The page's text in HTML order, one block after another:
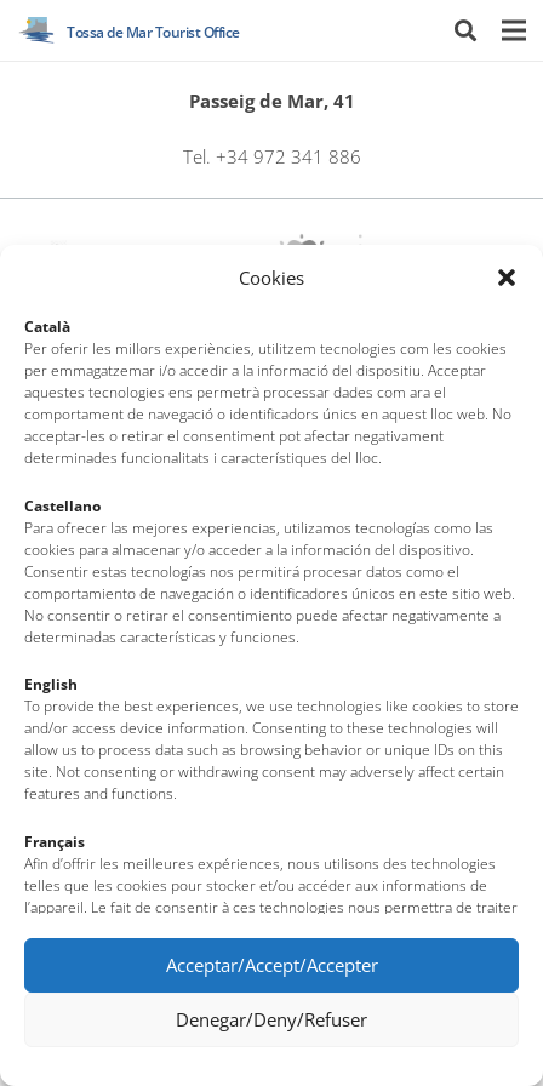
Cookies
Català
Per oferir les millors experiències, utilitzem tecnologies com les cookies
per emmagatzemar i/o accedir a la informació del dispositiu. Acceptar
aquestes tecnologies ens permetrà processar dades com ara el
comportament de navegació o identificadors únics en aquest lloc web. No
acceptar-les o retirar el consentiment pot afectar negativament
determinades funcionalitats i característiques del lloc.
Castellano
Para ofrecer las mejores experiencias, utilizamos tecnologías como las
cookies para almacenar y/o acceder a la información del dispositivo.
Consentir estas tecnologías nos permitirá procesar datos como el
comportamiento de navegación o identificadores únicos en este sitio web.
No consentir o retirar el consentimiento puede afectar negativamente a
determinadas características y funciones.
English
To provide the best experiences, we use technologies like cookies to store
and/or access device information. Consenting to these technologies will
allow us to process data such as browsing behavior or unique IDs on this
site. Not consenting or withdrawing consent may adversely affect certain
features and functions.
Français
Afin d’offrir les meilleures expériences, nous utilisons des technologies
telles que les cookies pour stocker et/ou accéder aux informations de
l’appareil. Le fait de consentir à ces technologies nous permettra de traiter
uniques sur ce site. Le fait de ne pas consentir ou de retirer son
consentement peut avoir un effet négatif sur certaines fonctionnalités et
caractéristiques du site.
Acceptar/Accept/Accepter
Denegar/Deny/Refuser
Tossa de Mar Tourist Office
Passeig de Mar, 41
Tel. +34 972 341 886
Tossa de Mar Tourist Office
Av. del Pelegrí, 25 – Edifici La Nau · 17320 – Tossa de Mar
Tel: + 00 34 972 340 108 · Mail: info@visittossa.com
Legal note·Cookies policy·Data protection